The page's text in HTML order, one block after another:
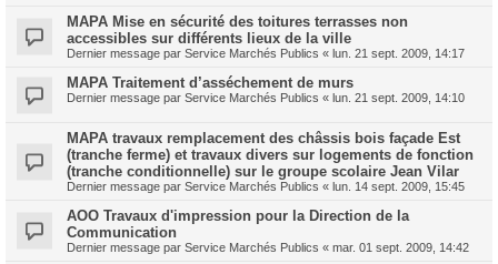
MAPA Mise en sécurité des toitures terrasses non
accessibles sur différents lieux de la ville
Dernier message par Service Marchés Publics « lun. 21 sept. 2009, 14:17
MAPA Traitement d’asséchement de murs
Dernier message par Service Marchés Publics « lun. 21 sept. 2009, 14:10
MAPA travaux remplacement des châssis bois façade Est
(tranche ferme) et travaux divers sur logements de fonction
(tranche conditionnelle) sur le groupe scolaire Jean Vilar
Dernier message par Service Marchés Publics « lun. 14 sept. 2009, 15:45
AOO Travaux d'impression pour la Direction de la
Communication
Dernier message par Service Marchés Publics « mar. 01 sept. 2009, 14:42